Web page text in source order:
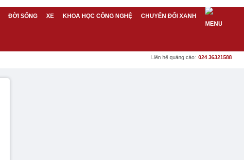
ĐỜI SỐNG XE KHOA HỌC CÔNG NGHỆ CHUYỂN ĐỔI XANH
Liên hệ quảng cáo: 024 36321588